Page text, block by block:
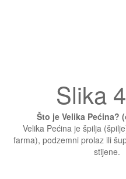
Slika
Što je Velika Pećina?
Velika Pećina je špilja
farma), podzemni prolaz ili
stijene.